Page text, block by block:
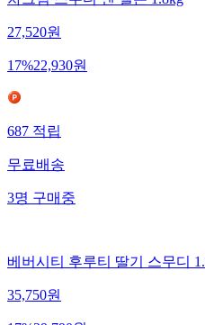
차그림 스무디 앤 멜론 1.8kg
27,520원
17%22,930원
687적립
무료배송
3명구매중
베버시티 후루티 딸기 스무디
35,750원